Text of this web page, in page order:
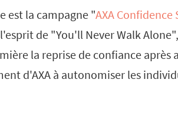
est la campagne "AXA Confidence
de "You'll Never Walk
la reprise de confiance après
d'AXA à autonomiser les